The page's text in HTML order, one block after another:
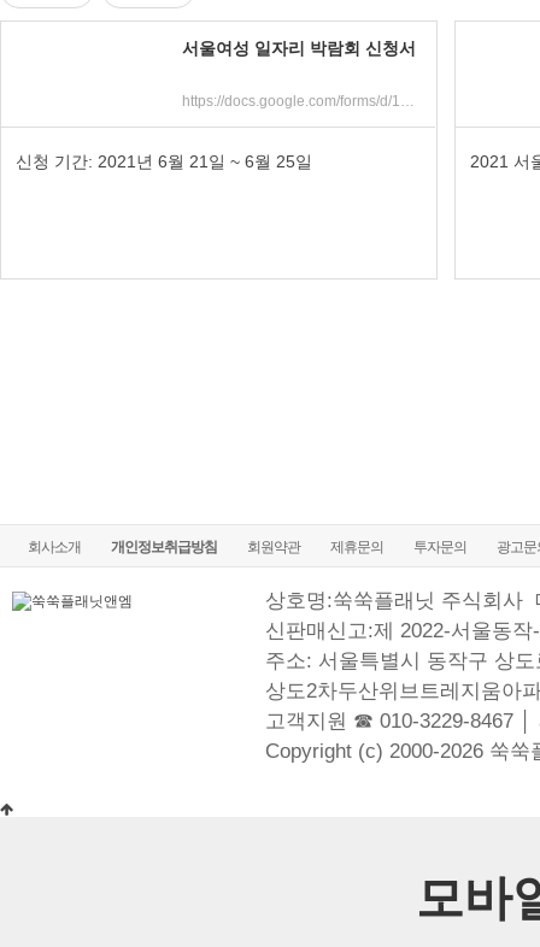
서울여성 일자리 박람회 신청서
https://docs.google.com/forms/d/1mhLvJdnXstcM_6BWiHAH7LGst8f_eFwpi6kOHiqFSwA/viewform?form=MY01SV&OCID=MY01SV&edit_requested=true
신청 기간: 2021년 6월 21일 ~ 6월 25일 2021 서
회사소개 개인정보취급방침 회원약관 제휴문의 투자문의 광고문
상호명:쑥쑥플래닛 주식회사
신판매신고:제 2022-서울동작
주소: 서울특별시 동작구 상
상도2차두산위브트레지움아
고객지원 ☎ 010-3229-8467 │
Copyright (c) 2000-2026 쑥
모바